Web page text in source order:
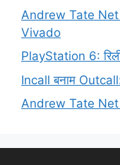
Andrew Tate
Vivado
PlayStation 6:
Incall बनाम
Andrew Tate